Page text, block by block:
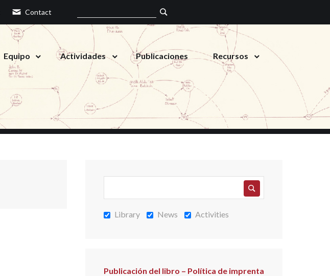
Contact
Equipo Actividades Publicaciones Recursos
Library News Activities
Publicación del libro – Política de imprenta